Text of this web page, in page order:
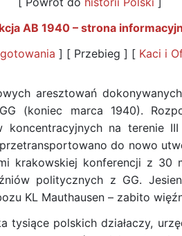
AB 1940 – strona
] [ Przebieg ] [ Kaci i
aresztowań
(koniec marca 1940).
na terenie
do nowo
krakowskiej konferencji z
politycznych z GG.
KL Mauthausen – zabito
tysiące polskich działaczy,